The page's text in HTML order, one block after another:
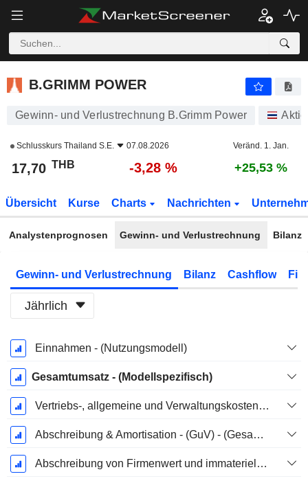
B.GRIMM POWER
B.GRIMM POWER
Gewinn- und Verlustrechnung B.Grimm Power
Schlusskurs Thailand S.E. 07.08.2026 Veränd. 1. Jan.
17,70 THB -3,28 % +25,53 %
Übersicht Kurse Charts Nachrichten
Analystenprognosen Gewinn- und Verlustrechnung Bilanz
Gewinn- und Verlustrechnung Bilanz Cashflow
Jährlich
Ende d.
Geschäftsjahres:
Dezember
Einnahmen - (Nutzungsmodell)
Gesamtumsatz - (Modellspezifisch)
Vertriebs-, allgemeine und Verwaltungskosten, Gesamt - (Modellspezifisch)
Abschreibung & Amortisation - (GuV) - (Gesammelt)
Abschreibung von Firmenwert und immateriellen Vermögenswerten - (GuV) - (Modellspezifisch)